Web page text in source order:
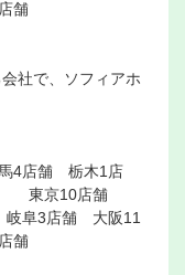
舗
社で、ソフィアホ
4店舗 栃木1店
東京10店舗
阜3店舗 大阪11
舗